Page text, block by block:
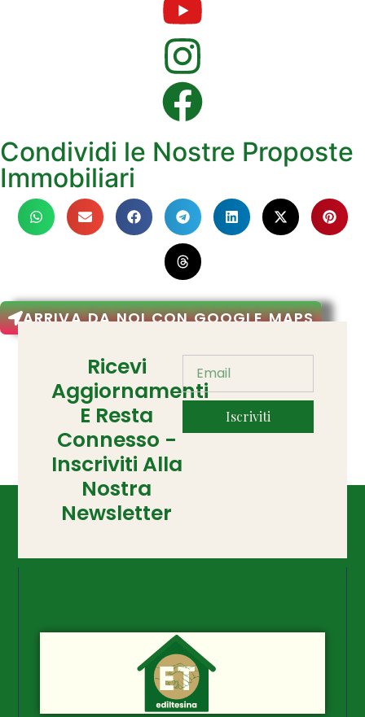
Condividi le Nostre Proposte
Immobiliari
ARRIVA DA NOI CON GOOGLE MAPS
Ricevi
Aggiornamenti
E Resta
Connesso -
Inscriviti Alla
Nostra
Newsletter
Iscriviti